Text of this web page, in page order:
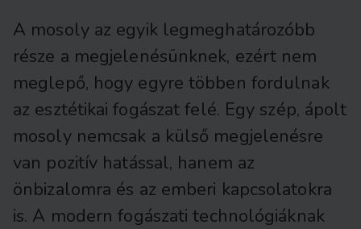
A mosoly az egyik legmeghatározóbb
része a megjelenésünknek, ezért nem
meglepő, hogy egyre többen fordulnak
az esztétikai fogászat felé. Egy szép, ápolt
mosoly nemcsak a külső megjelenésre
van pozitív hatással, hanem az
önbizalomra és az emberi kapcsolatokra
is. A modern fogászati technológiáknak